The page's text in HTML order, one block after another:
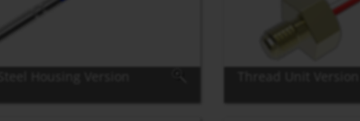
Housing Version